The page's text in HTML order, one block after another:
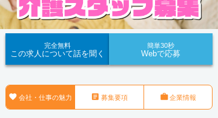
完全無料
この求人について話を聞く
簡単30秒
Webで応募
 会社・仕事の魅力  募集要項 企業情報